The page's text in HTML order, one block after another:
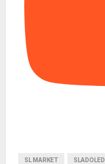
SL MARKET SLADOLED